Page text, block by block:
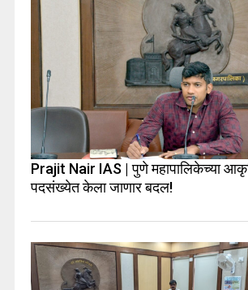
Prajit Nair IAS | पुणे महापालिकेच्या
पदसंख्येत केला जाणार बदल!